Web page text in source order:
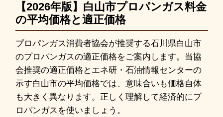
【2026年版】白山市プロパンガス料金
の平均価格と適正価格
プロパンガス消費者協会が推奨する石川県白山市
のプロパンガスの適正価格をご案内します。当協
会推奨の適正価格とエネ研・石油情報センターの
示す白山市の平均価格では、意味合いも価格自体
も大きく異なります。正しく理解して経済的にプ
ロパンガスを使いましょう。